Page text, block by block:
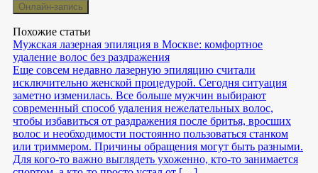
Похожие статьи
Мужская лазерная эпиляция в Москве: комфортное
удаление волос без раздражения
Еще совсем недавно лазерную эпиляцию считали
исключительно женской процедурой. Сегодня ситуация
заметно изменилась. Все больше мужчин выбирают
современный способ удаления нежелательных волос,
чтобы избавиться от раздражения после бритья, вросших
волос и необходимости постоянно пользоваться станком
или триммером. Причины обращения могут быть разными.
Для кого-то важно выглядеть ухоженно, кто-то занимается